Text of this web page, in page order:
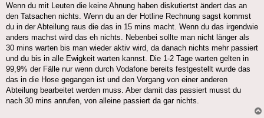
Wenn du mit Leuten die keine Ahnung haben diskutiertst ändert das an
den Tatsachen nichts. Wenn du an der Hotline Rechnung sagst kommst
du in der Abteilung raus die das in 15 mins macht. Wenn du das irgendwie
anders machst wird das eh nichts. Nebenbei sollte man nicht länger als
30 mins warten bis man wieder aktiv wird, da danach nichts mehr passiert
und du bis in alle Ewigkeit warten kannst. Die 1-2 Tage warten gelten in
99,9% der Fälle nur wenn durch Vodafone bereits festgestellt wurde das
das in die Hose gegangen ist und den Vorgang von einer anderen
Abteilung bearbeitet werden muss. Aber damit das passiert musst du
nach 30 mins anrufen, von alleine passiert da gar nichts.